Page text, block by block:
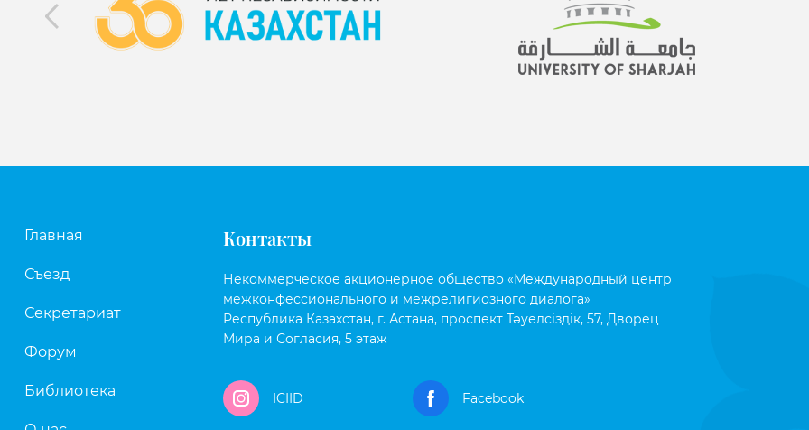
Главная
Съезд
Секретариат
Форум
Библиотека
Контакты
Некоммерческое акционерное общество «Международный центр
межконфессионального и межрелигиозного диалога»
Республика Казахстан, г. Астана, проспект Тәуелсіздік, 57, Дворец
Мира и Согласия, 5 этаж
ICIID Facebook